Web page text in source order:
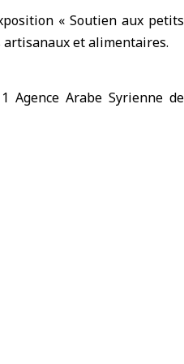
« Soutien aux petits
artisanaux et alimentaires.